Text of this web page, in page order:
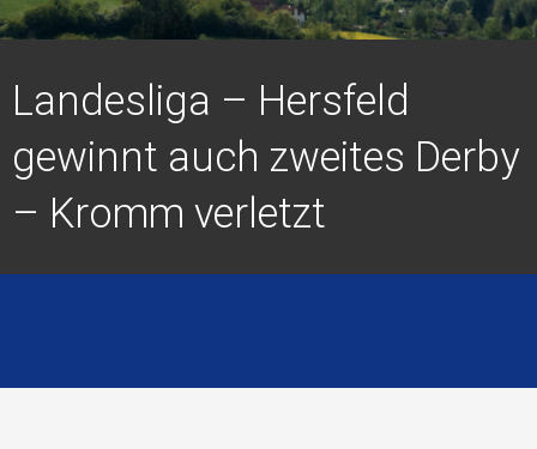
Landesliga – Hersfeld
gewinnt auch zweites Derby
– Kromm verletzt